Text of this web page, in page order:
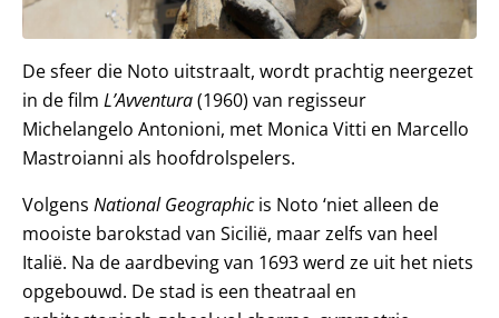
De sfeer die Noto uitstraalt, wordt prachtig neergezet
in de film L’Avventura(1960) van regisseur
Michelangelo Antonioni, met Monica Vitti en Marcello
Mastroianni als hoofdrolspelers.
Volgens National Geographicis Noto ‘niet alleen de
mooiste barokstad van Sicilië, maar zelfs van heel
Italië. Na de aardbeving van 1693 werd ze uit het niets
opgebouwd. De stad is een theatraal en